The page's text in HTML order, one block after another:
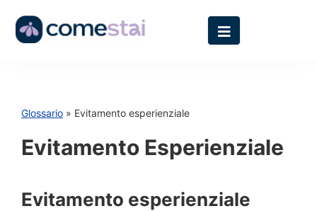
Glossario » Evitamento esperienziale
Evitamento Esperienziale
Evitamento esperienziale